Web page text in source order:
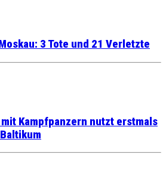
3 Tote und 21 Verletzte
Kampfpanzern nutzt erstmals